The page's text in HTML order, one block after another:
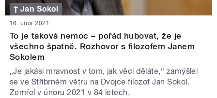
† Jan Sokol
16. únor 2021
To je taková nemoc – pořád hubovat, že je
všechno špatně. Rozhovor s filozofem Janem
Sokolem
„Je jakási mravnost v tom, jak věci děláte,“ zamýšlel
se ve Stříbrném větru na Dvojce filozof Jan Sokol.
Zemřel v únoru 2021 v 84 letech.